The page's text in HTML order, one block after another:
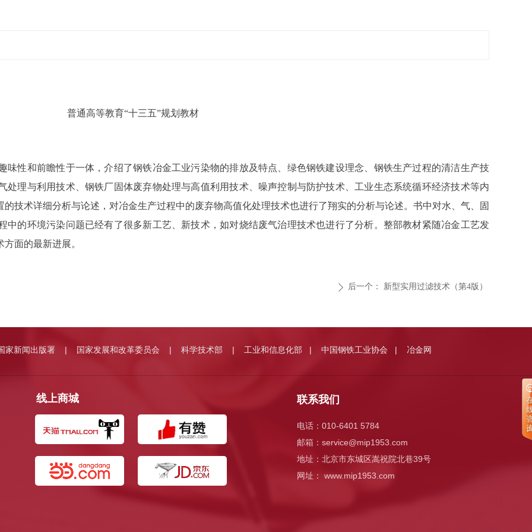
ꄲ 后一个： 新型实用过滤技术（第4版）
普通高等教育“十三五”规划教材
味性和前瞻性于一体，介绍了钢铁冶金工业污染物的排放及特点、绿色钢铁建设理念、钢铁生产过程的清洁生产技
处理与利用技术、钢铁厂固体废弃物处理与高值利用技术、噪声控制与防护技术、工业生态系统循环经济技术等内
技术详细分析与论述，对冶金生产过程中的废弃物高值化处理技术也进行了翔实的分析与论述。书中对水、气、固
中的环境污染问题已经有了很多新工艺、新技术，如对烧结废气治理技术也进行了分析。整部教材紧随冶金工艺发
面的最新进展。
线上商城 联系我们
电话：010-6401 5784
邮箱： service@mip1953.com
地址：北京市东城区嵩祝院北巷39号
网址： www.mip1953.com
家新闻出版署 | 国家发展和改革委员会 | 科学技术部 | 工业和信息化部 | 中国钢铁工业协会 | 冶金网